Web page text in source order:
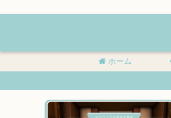
ホーム